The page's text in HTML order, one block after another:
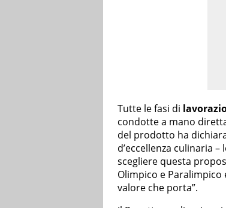
Tutte le fasi di
condotte a mano
del prodotto ha
d’eccellenza culinaria
scegliere questa
Olimpico e
valore che porta”.